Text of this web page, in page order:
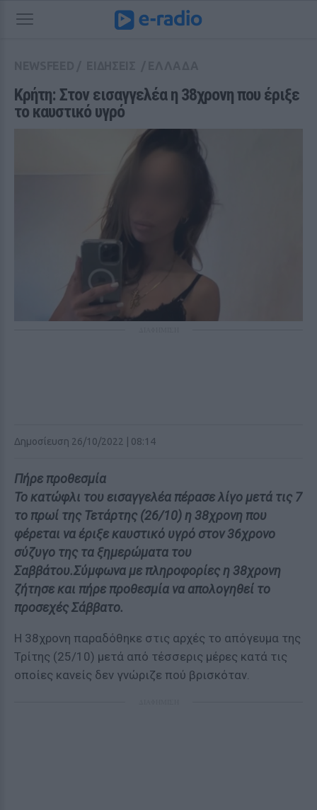
Κρήτη: Στον εισαγγελέα η 38χρονη που έριξε
το καυστικό υγρό
Δημοσίευση 26/10/2022 | 08:14
Πήρε προθεσμία
Το κατώφλι του εισαγγελέα πέρασε λίγο μετά τις 7
το πρωί της Τετάρτης (26/10) η 38χρονη που
φέρεται να έριξε καυστικό υγρό στον 36χρονο
σύζυγο της τα ξημερώματα του
Σαββάτου.Σύμφωνα με πληροφορίες η 38χρονη
ζήτησε και πήρε προθεσμία να απολογηθεί το
προσεχές Σάββατο.
Η 38χρονη παραδόθηκε στις αρχές το απόγευμα της
Τρίτης (25/10) μετά από τέσσερις μέρες κατά τις
οποίες κανείς δεν γνώριζε πού βρισκόταν.